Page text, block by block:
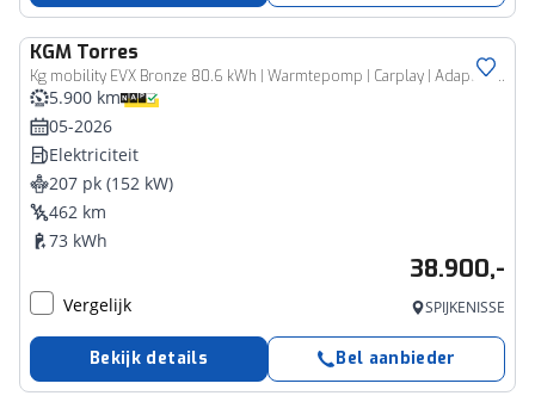
KGM Torres
Kg mobility EVX Bronze 80.6 kWh | Warmtepomp | Carplay | Adaptive Cruise Control
5.900 km
05-2026
Elektriciteit
207 pk (152 kW)
462 km
73 kWh
38.900,-
Vergelijk SPIJKENISSE
Bekijk details Bel aanbieder